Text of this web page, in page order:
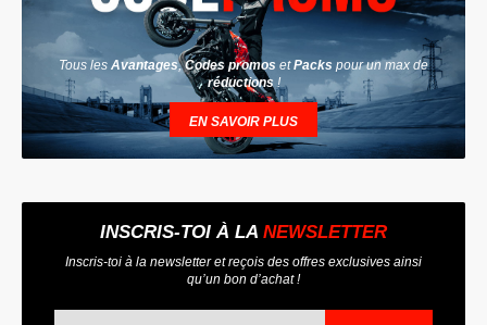
Tous les Avantages,Codes promos etPacks pour un max de
réductions !
EN SAVOIR PLUS
INSCRIS-TOI À LA NEWSLETTER
Inscris-toi à la newsletter et reçois des offres exclusives ainsi
qu’un bon d’achat !